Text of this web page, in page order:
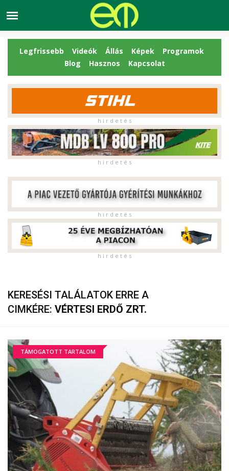
Legfrissebb Videók Állás Képek
Programok
Blog
Hasznos Kapcsolat
h i r d e t é s
h i r d e t é s
h i r d e t é s
h i r d e t é s
KERESÉSI TALÁLATOK ERRE A
CIMKÉRE: VÉRTESI ERDŐ ZRT.
TÁMOGATOTT TARTALOM